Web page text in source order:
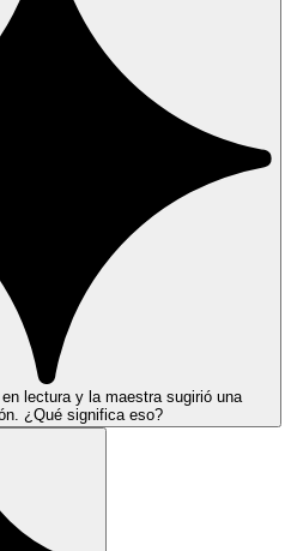
lectura y la maestra sugirió una
¿Qué significa eso?